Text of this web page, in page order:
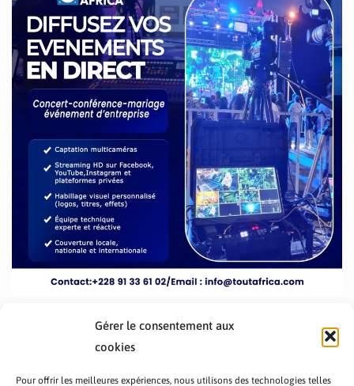
Gérer le consentement aux
cookies
Pour offrir les meilleures expériences, nous utilisons des technologies telles